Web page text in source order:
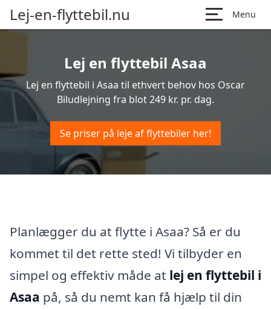
Lej-en-flyttebil.nu Menu
Lej en flyttebil Asaa
Lej en flyttebil i Asaa til ethvert behov hos Oscar
Biludlejning fra blot 249 kr. pr. dag.
Se priser på leje af flyttebiler her!
Planlægger du at flytte i Asaa? Så er du
kommet til det rette sted! Vi tilbyder en
simpel og effektiv måde at lej en flyttebil i
Asaa på, så du nemt kan få hjælp til din